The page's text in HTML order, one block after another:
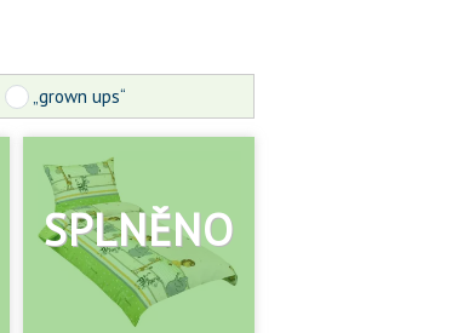
„grown ups“